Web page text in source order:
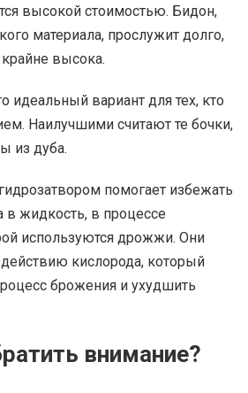
высокой стоимостью. Бидон,
материала, прослужит долго,
крайне высока.
идеальный вариант для тех, кто
Наилучшими считают те бочки,
из дуба.
помогает избежать
в жидкость, в процессе
используются дрожжи. Они
кислорода, который
брожения и ухудшить
внимание?